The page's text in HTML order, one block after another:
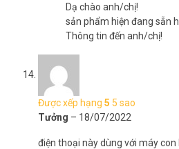
Dạ chào anh/chị!
sản phẩm hiện đang sẵn
Thông tin đến anh/chị!
Được xếp hạng 5 5 sao
Tưởng – 18/07/2022
điện thoại này dùng với máy